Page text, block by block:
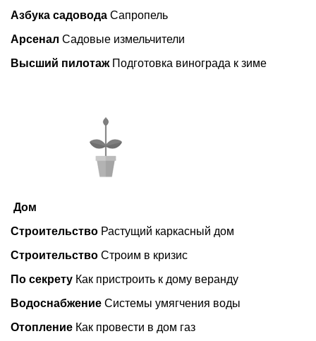
Азбука садовода Сапропель
Арсенал Садовые измельчители
Высший пилотажПодготовка винограда к зиме
Дом
Строительство Растущий каркасный дом
Строительство Строим в кризис
По секрету Как пристроить к дому веранду
Водоснабжение Системы умягчения воды
Отопление Как провести в дом газ